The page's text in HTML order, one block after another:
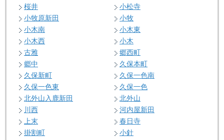
桜井
小松寺
小牧原新田
小牧
小木南
小木東
小木西
小木
古雅
郷西町
郷中
久保本町
久保新町
久保一色南
久保一色東
久保一色
北外山入鹿新田
北外山
川西
河内屋新田
上末
春日寺
掛割町
小針